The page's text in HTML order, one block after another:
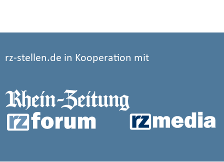
rz-stellen.de in Kooperation mit